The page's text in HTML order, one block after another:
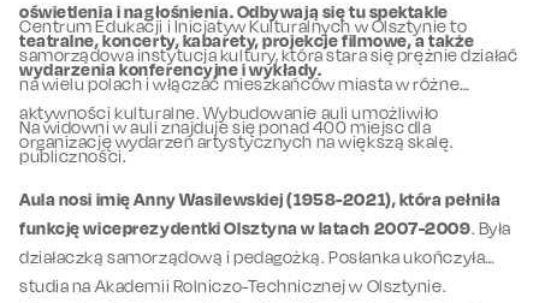
oświetlenia i nagłośnienia. Odbywają się tu spektakle
teatralne, koncerty, kabarety, projekcje filmowe, a także
wydarzenia konferencyjne i wykłady.
Centrum Edukacji i Inicjatyw Kulturalnych w Olsztynie to
samorządowa instytucja kultury, która stara się prężnie działać
na wielu polach i włączać mieszkańców miasta w różne
aktywności kulturalne. Wybudowanie auli umożliwiło
organizację wydarzeń artystycznych na większą skalę.
Na widowni w auli znajduje się ponad 400 miejsc dla
publiczności.
Aula nosi imię Anny Wasilewskiej (1958-2021), która pełniła
funkcję wiceprezydentki Olsztyna w latach 2007-2009. Była
działaczką samorządową i pedagożką. Posłanka ukończyła
studia na Akademii Rolniczo-Technicznej w Olsztynie.